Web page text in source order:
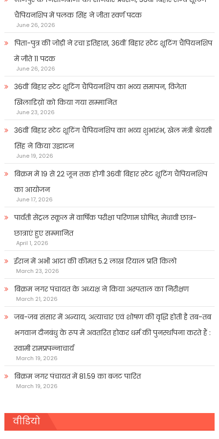
चैंपियनशिप में पलक सिंह ने जीता स्वर्ण पदक
June 26, 2026
पिता-पुत्र की जोड़ी ने रचा इतिहास, 36वीं बिहार स्टेट शूटिंग चैंपियनशिप
में जीते 11 पदक
June 26, 2026
36वीं बिहार स्टेट शूटिंग चैंपियनशिप का भव्य समापन, विजेता
खिलाडिय़ों को किया गया सम्मानित
June 23, 2026
36वीं बिहार स्टेट शूटिंग चैंपियनशिप का भव्य शुभारंभ, खेल मंत्री श्रेयसी
सिंह ने किया उद्घाटन
June 19, 2026
बिक्रम में 19 से 22 जून तक होगी 36वीं बिहार स्टेट शूटिंग चैंपियनशिप
का आयोजन
June 17, 2026
पार्वती सेंट्रल स्कूल में वार्षिक परीक्षा परिणाम घोषित, मेधावी छात्र-
छात्राएं हुए सम्मानित
April 1, 2026
ईरान में अभी आटा की कीमत 5.2 लाख रियाल प्रति किलो
March 23, 2026
बिक्रम नगर पंचायत के अध्यक्ष ने किया अस्पताल का निरीक्षण
March 21, 2026
जब-जब संसार में अन्याय, अत्याचार एवं शोषण की वृद्धि होती है तब-तब
भगवान दीनबंधु के रूप में अवतरित होकर धर्म की पुनर्स्थापना करते हैं :
स्वामी रामप्रपन्नाचार्य
March 19, 2026
बिक्रम नगर पंचायत में 81.59 का बजट पारित
March 19, 2026
वीडियो